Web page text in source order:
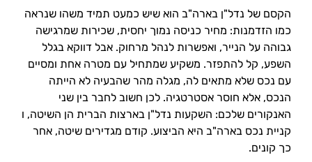
הקסם של נדל"ן בארה"ב הוא שיש כמעט תמיד משהו שנראה
כמו הזדמנות: מחיר כניסה נמוך יחסית, שכירות שמרגישה
גבוהה על הנייר, ואפשרות לנהל מרחוק. אבל דווקא בגלל
השפע, קל להתפזר. משקיע שמתחיל עם מטרה אחת ומסיים
עם נכס שלא מתאים לה, מגלה מהר שהבעיה לא הייתה
הנכס, אלא חוסר אסטרטגיה. לכן חשוב לחבר בין שני
האנקורים שלכם: השקעות נדל"ן בארצות הברית הן השיטה, ו
קניית נכס בארה"ב היא הביצוע. קודם מגדירים שיטה, אחר
כך קונים.